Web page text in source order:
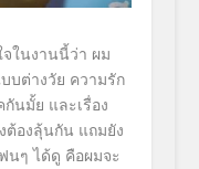
ในงานนี้ว่า ผม
บต่างวัย ความรัก
นมั้ย และเรื่อง
ต้องลุ้นกัน แถมยัง
นๆ ได้ดู คือผมจะ